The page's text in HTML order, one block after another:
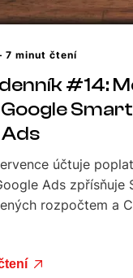
7 minut čtení
#14:
účtuje
Ads zpřísňuje
rozpočtem a